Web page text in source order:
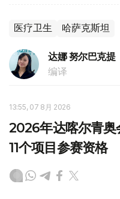
医疗卫生 哈萨克斯坦
达娜 努尔巴克提
编译
13:55, 07 8月 2026
2026年达喀尔青奥
11个项目参赛资格